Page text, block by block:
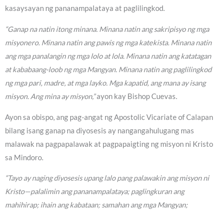
kasaysayan ng pananampalataya at paglilingkod.
“Ganap na natin itong minana. Minana natin ang sakripisyo ng mga
misyonero. Minana natin ang pawis ng mga katekista. Minana natin
ang mga panalangin ng mga lolo at lola. Minana natin ang katatagan
at kababaang-loob ng mga Mangyan. Minana natin ang paglilingkod
ng mga pari, madre, at mga layko. Mga kapatid, ang mana ay isang
misyon. Ang mina ay misyon,”ayon kay Bishop Cuevas.
Ayon sa obispo, ang pag-angat ng Apostolic Vicariate of Calapan
bilang isang ganap na diyosesis ay nangangahulugang mas
malawak na pagpapalawak at pagpapaigting ng misyon ni Kristo
sa Mindoro.
“Tayo ay naging diyosesis upang lalo pang palawakin ang misyon ni
Kristo—palalimin ang pananampalataya; paglingkuran ang
mahihirap; ihain ang kabataan; samahan ang mga Mangyan;